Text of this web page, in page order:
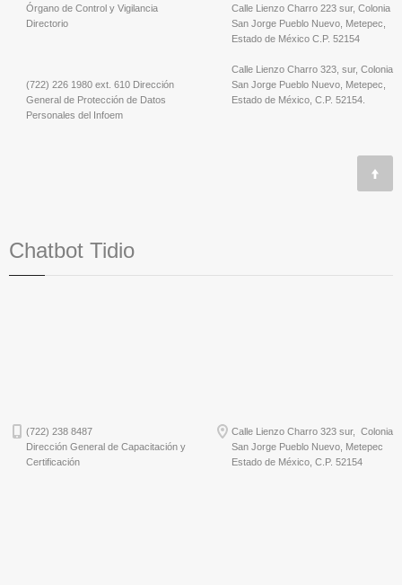
Órgano de Control y Vigilancia
Directorio
(722) 226 1980 ext. 610 Dirección
General de Protección de Datos
Personales del Infoem
Calle Lienzo Charro 223 sur, Colonia
San Jorge Pueblo Nuevo, Metepec,
Estado de México C.P. 52154
Calle Lienzo Charro 323, sur, Colonia
San Jorge Pueblo Nuevo, Metepec,
Estado de México, C.P. 52154.
Chatbot Tidio
(722) 238 8487
Dirección General de Capacitación y
Certificación
Calle Lienzo Charro 323 sur, Colonia
San Jorge Pueblo Nuevo, Metepec
Estado de México, C.P. 52154